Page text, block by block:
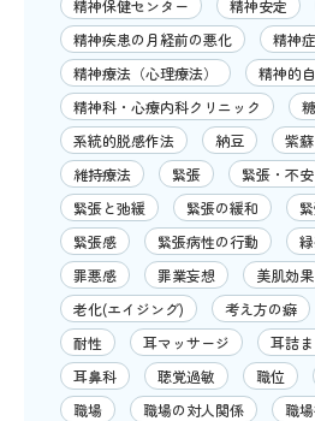
精神保健センター
精神安定
精神疾患の月経前の悪化
精神
精神療法（心理療法）
精神的
精神科・心療内科クリニック
系統的脱感作法
納豆 紫蘇
維持療法
緊張 緊張・不安
緊張と弛緩
緊張の緩和
緊張感
緊張病性の行動
罪悪感
罪業妄想 美肌効果
老化(エイジング)
考え方の癖
耐性
耳マッサージ 耳詰ま
耳鼻科
聴覚過敏 職位
職場
職場の対人関係 職